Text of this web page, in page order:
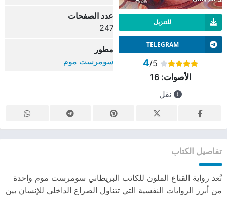
للتنزيل
TELEGRAM
4/5
الأصوات:16
نقل
عدد الصفحات
247
مطور
سومرست موم
تفاصيل الكتاب
تُعد رواية القناع الملون للكاتب البريطاني سومرست موم واحدة
من أبرز الروايات النفسية التي تتناول الصراع الداخلي للإنسان بين